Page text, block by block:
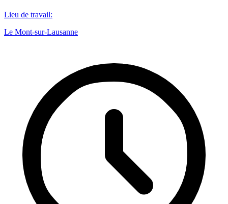
Lieu de travail:
Le Mont-sur-Lausanne